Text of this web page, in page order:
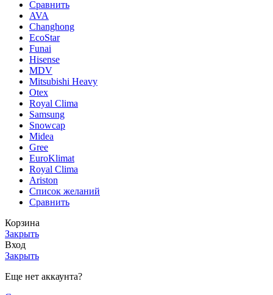
Сравнить
AVA
Changhong
EcoStar
Funai
Hisense
MDV
Mitsubishi Heavy
Otex
Royal Clima
Samsung
Snowcap
Midea
Gree
EuroKlimat
Royal Clima
Ariston
Список желаний
Сравнить
Корзина
Закрыть
Вход
Закрыть
Еще нет аккаунта?